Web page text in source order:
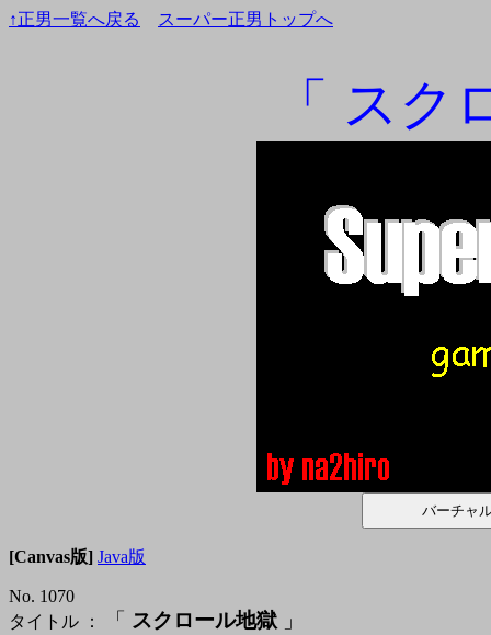
↑正男一覧へ戻る スーパー正男トップへ
「 スク
[Canvas版] Java版
No. 1070
タイトル ：
「 スクロール地獄 」